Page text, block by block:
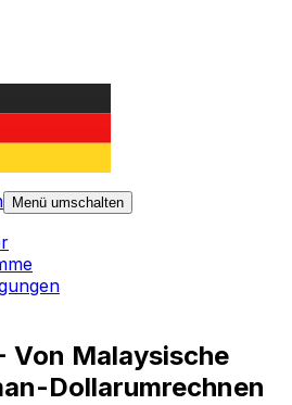
Menü umschalten
Von Malaysische
Dollarumrechnen